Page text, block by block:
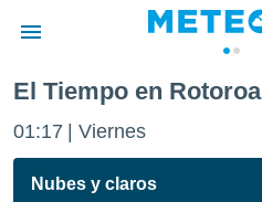
de
por
El Tiempo en Rotoroa
01:17 Viernes
Nubes y claros